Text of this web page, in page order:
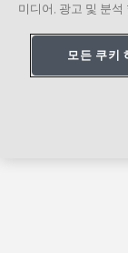
미디어, 광고 및 분석
모든 쿠키